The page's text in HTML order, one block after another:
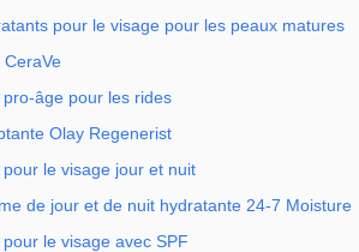
pour le visage pour les peaux matures
âge pour les rides
Olay Regenerist
le visage jour et nuit
de jour et de nuit hydratante 24-7 Moisture
le visage avec SPF